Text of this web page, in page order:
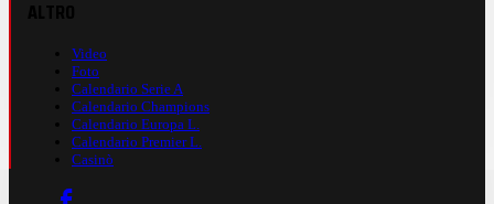
Video
Foto
Calendario Serie A
Calendario Champions
Calendario Europa L.
Calendario Premier L.
Casinò